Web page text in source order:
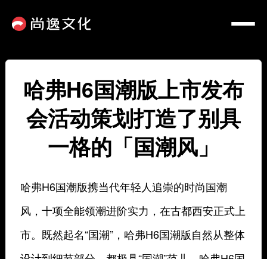
哈弗H6国潮版上市发布
会活动策划打造了别具
一格的「国潮风」
哈弗H6国潮版携当代年轻人追崇的时尚国潮
风，十项全能领潮进阶实力，在古都西安正式上
市。既然起名“国潮”，哈弗H6国潮版自然从整体